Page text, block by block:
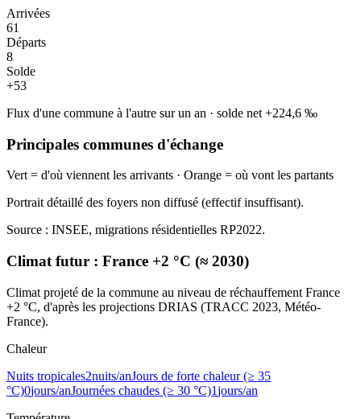
Arrivées
61
Départs
8
Solde
+53
Flux d'une commune à l'autre sur un an · solde net +224,6 ‰
Principales communes d'échange
Vert = d'où viennent les arrivants · Orange = où vont les partants
Portrait détaillé des foyers non diffusé (effectif insuffisant).
Source : INSEE, migrations résidentielles RP2022.
Climat futur : France +2 °C (≈ 2030)
Climat projeté de la commune au niveau de réchauffement France
+2 °C, d'après les projections DRIAS (TRACC 2023, Météo-
France).
Chaleur
Nuits tropicales2nuits/anJours de forte chaleur (≥ 35
°C)0jours/anJournées chaudes (≥ 30 °C)1jours/an